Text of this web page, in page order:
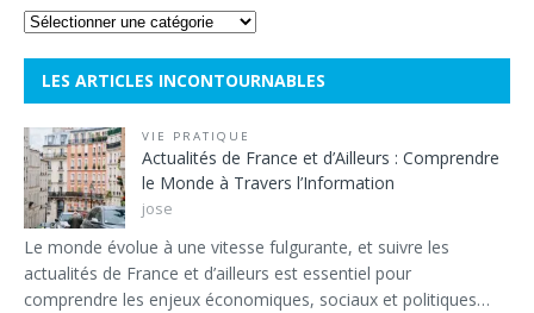
LES ARTICLES INCONTOURNABLES
VIE PRATIQUE
Actualités de France et d’Ailleurs : Comprendre
le Monde à Travers l’Information
jose
Le monde évolue à une vitesse fulgurante, et suivre les
actualités de France et d’ailleurs est essentiel pour
comprendre les enjeux économiques, sociaux et politiques…